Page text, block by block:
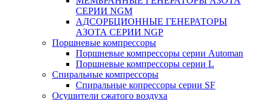
СЕРИИ NGM
АДСОРБЦИОННЫЕ ГЕНЕРАТОРЫ
АЗОТА СЕРИИ NGP
Поршневые компрессоры
Поршневые компрессоры серии Automan
Поршневые компрессоры серии L
Спиральные компрессоры
Спиральные копрессоры серии SF
Осушители сжатого воздуха